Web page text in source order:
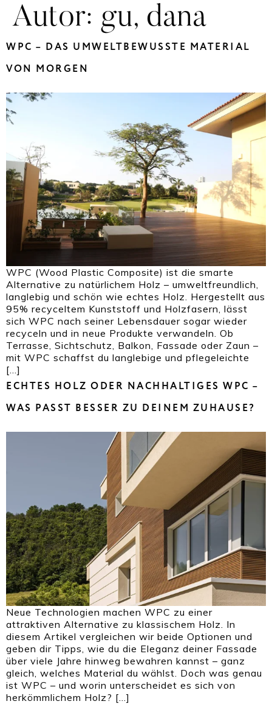
Autor: gu, dana
WPC – DAS UMWELTBEWUSSTE MATERIAL
VON MORGEN
WPC (Wood Plastic Composite) ist die smarte
Alternative zu natürlichem Holz – umweltfreundlich,
langlebig und schön wie echtes Holz. Hergestellt aus
95% recyceltem Kunststoff und Holzfasern, lässt
sich WPC nach seiner Lebensdauer sogar wieder
recyceln und in neue Produkte verwandeln. Ob
Terrasse, Sichtschutz, Balkon, Fassade oder Zaun –
mit WPC schaffst du langlebige und pflegeleichte
[…]
ECHTES HOLZ ODER NACHHALTIGES WPC –
WAS PASST BESSER ZU DEINEM ZUHAUSE?
Neue Technologien machen WPC zu einer
attraktiven Alternative zu klassischem Holz. In
diesem Artikel vergleichen wir beide Optionen und
geben dir Tipps, wie du die Eleganz deiner Fassade
über viele Jahre hinweg bewahren kannst – ganz
gleich, welches Material du wählst. Doch was genau
ist WPC – und worin unterscheidet es sich von
herkömmlichem Holz? […]